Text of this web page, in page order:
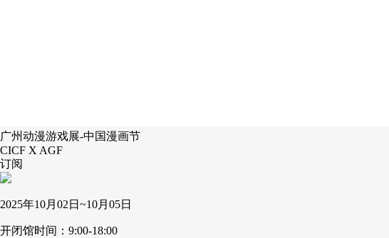
广州动漫游戏展-中国漫画节
CICF X AGF
订阅
2025年10月02日~10月05日
开闭馆时间：9:00-18:00